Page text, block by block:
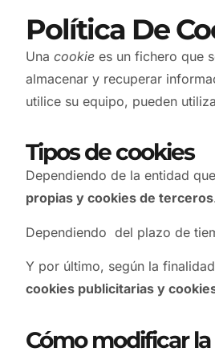
Política De
Una cookie es un fichero que
almacenar y recuperar
utilice su equipo, pueden
Tipos de cookies
Dependiendo de la entidad
propias y cookies de terceros
Dependiendo del plazo de
Y por último, según la
cookies publicitarias y
Cómo modificar